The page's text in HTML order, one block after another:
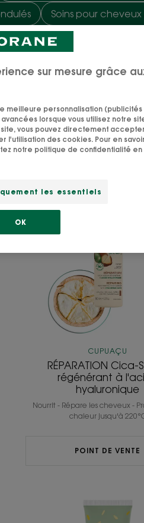
Soins pour
pour cheveux normaux
CUPUAÇU
RÉPARATION Cica-
régénérant à
hyaluronique
Nourrit - Répare les cheveux -
chaleur jusqu'à
POINT DE VENTE
change
sur mesure grâce
meilleure personnalisation (publicités
lorsque vous utilisez notre
vous pouvez directement
l'utilisation des cookies. Pour en
notre politique de confidentialité en
les essentiels
OK